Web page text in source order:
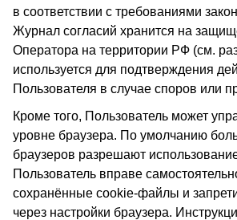
в соответствии с требованиями
Журнал согласий хранится на
Оператора на территории РФ (см.
используется для подтверждения
Пользователя в случае споров или
Кроме того, Пользователь может
уровне браузера. По умолчанию
браузеров разрешают
Пользователь вправе
сохранённые cookie-файлы и
через настройки браузера.